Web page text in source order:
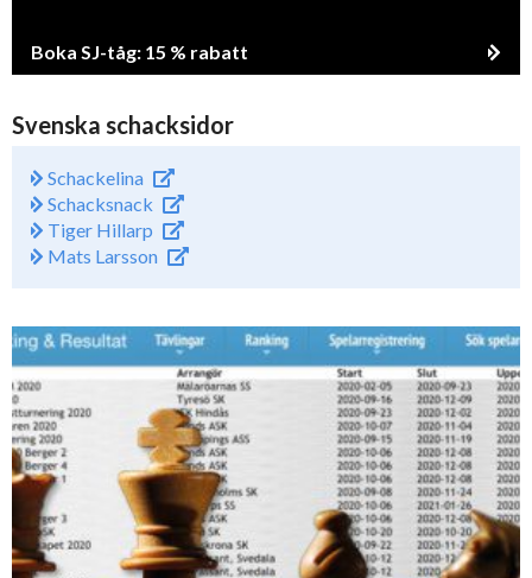
Boka SJ-tåg: 15 % rabatt
Svenska schacksidor
Schackelina
Schacksnack
Tiger Hillarp
Mats Larsson